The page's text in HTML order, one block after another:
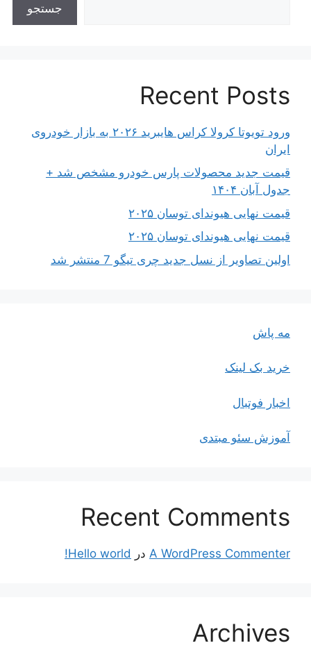
جستجو
Recent Posts
ورود تویوتا کرولا کراس هایبرید ۲۰۲۶ به بازار خودروی
ایران
قیمت جدید محصولات پارس خودرو مشخص شد +
جدول آبان ۱۴۰۴
قیمت نهایی هیوندای توسان ۲۰۲۵
قیمت نهایی هیوندای توسان ۲۰۲۵
اولین تصاویر از نسل جدید چری تیگو 7 منتشر شد
مه پاش
خرید بک لینک
اخبار فوتبال
آموزش سئو مبتدی
Recent Comments
A WordPress Commenter در Hello world!
Archives